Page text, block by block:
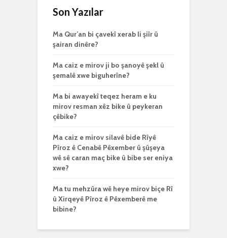
Son Yazılar
Ma Qur’an bi çavekî xerab li şiîr û
şairan dinêre?
Ma caiz e mirov ji bo şanoyê şekl û
şemalê xwe biguherîne?
Ma bi awayekî teqez heram e ku
mirov resman xêz bike û peykeran
çêbike?
Ma caiz e mirov silavê bide Rîyê
Pîroz ê Cenabê Pêxember û şûşeya
wê sê caran maç bike û bibe ser eniya
xwe?
Ma tu mehzûra wê heye mirov biçe Rî
û Xirqeyê Pîroz ê Pêxemberê me
bibine?